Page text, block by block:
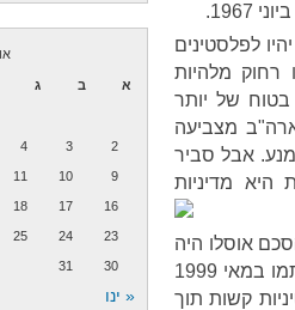
לפלסטינים
רחוק מלהיות
של יותר
ארה"ב מצביעה
במליאה בנובמבר 1947, היא תמנע. אבל סביר
מדיניות
אוסלו היה
הסכם מסגרת למשא ומתן, שאמור היה להמשך חמש שנים. הן תמו במאי 1999
קשות תוך
א ב ג
2
3
4
9
10
11
16
17
18
23
24
25
30
31
« ינו